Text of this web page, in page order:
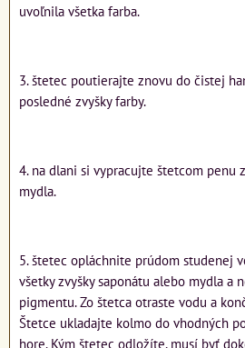
uvoľnila všetka farba.
3. štetec poutierajte znovu do čistej
posledné zvyšky farby.
4. na dlani si vypracujte štetcom penu
mydla.
5. štetec opláchnite prúdom studenej
všetky zvyšky saponátu alebo mydla a
pigmentu. Zo štetca otraste vodu a
Štetce ukladajte kolmo do vhodných
hore. Kým štetec odložíte, musí byť